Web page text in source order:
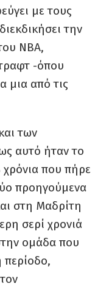
με τους
την
ΝΒΑ,
-όπου
μια από τις
των
αυτό ήταν το
που πήρε
προηγούμενα
στη Μαδρίτη
σερί χρονιά
ομάδα που
περίοδο,